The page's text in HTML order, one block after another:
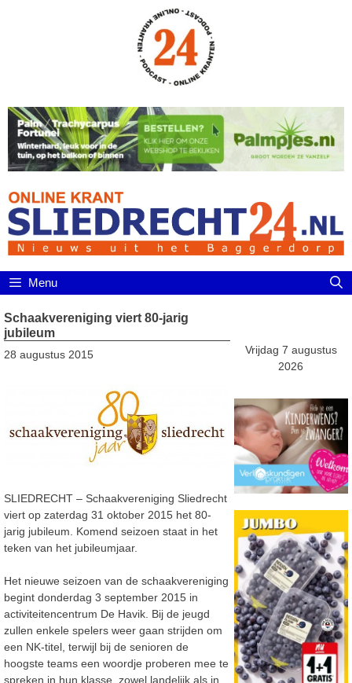
Menu
Schaakvereniging viert 80-jarig
jubileum
28 augustus 2015
SLIEDRECHT – Schaakvereniging Sliedrecht
viert op zaterdag 31 oktober 2015 het 80-
jarig jubileum. Komend seizoen staat in het
teken van het jubileumjaar.
Het nieuwe seizoen van de schaakvereniging
begint donderdag 3 september 2015 in
activiteitencentrum De Havik. Bij de jeugd
zullen enkele spelers weer gaan strijden om
een NK-titel, terwijl bij de senioren de
hoogste teams een woordje proberen mee te
spreken in hun klasse, zowel landelijk als in
Vrijdag 7 augustus
2026